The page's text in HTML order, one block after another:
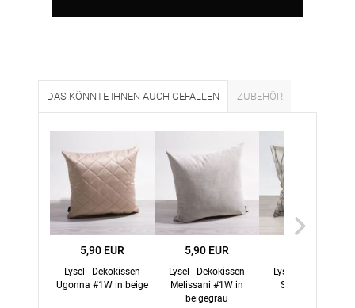
DAS KÖNNTE IHNEN AUCH GEFALLEN ZUBEHÖR
5,90 EUR
Lysel - Dekokissen
Ugonna #1W in beige
5,90 EUR
Lysel - Dekokissen
Melissani #1W in
beigegrau
Lysel - Dekokissen
Saipan #1W in